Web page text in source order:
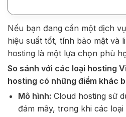
Nếu bạn đang cần một dịch
hiệu suất tốt, tính bảo mật và
hosting là một lựa chọn phù
So sánh với các loại hosting
hosting có những điểm khác
Mô hình: Cloud hosting sử
đám mây, trong khi các